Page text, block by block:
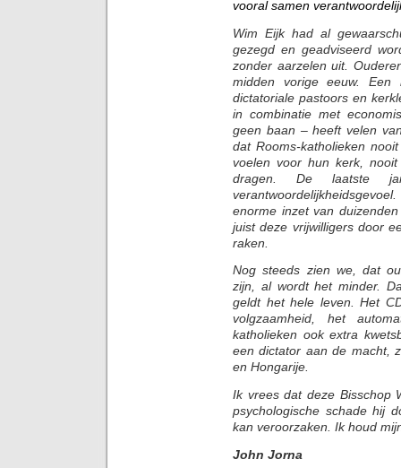
vooral samen
Wim Eijk had al
gezegd en geadviseerd
zonder aarzelen uit.
midden vorige eeuw. Een
dictatoriale pastoors en
in combinatie met
geen baan – heeft velen
dat Rooms-katholieken
voelen voor hun kerk,
dragen. De laatste
enorme inzet van
juist deze vrijwilligers door
raken.
Nog steeds zien we, dat
zijn, al wordt het minder.
geldt het hele leven. Het
volgzaamheid, het
katholieken ook extra
een dictator aan de macht,
en Hongarije.
Ik vrees dat deze Bisschop
psychologische schade hij
kan veroorzaken. Ik houd
John Jorna